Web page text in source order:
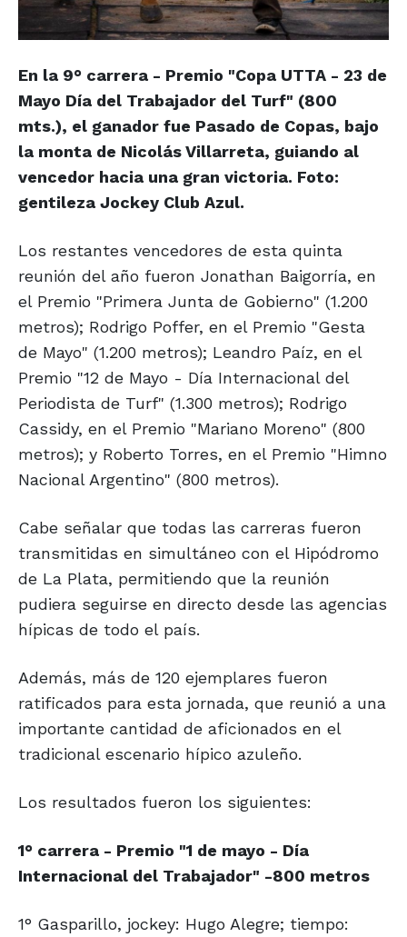
En la 9° carrera - Premio "Copa UTTA - 23 de
Mayo Día del Trabajador del Turf" (800
mts.), el ganador fue Pasado de Copas, bajo
la monta de Nicolás Villarreta, guiando al
vencedor hacia una gran victoria. Foto:
gentileza Jockey Club Azul.
Los restantes vencedores de esta quinta
reunión del año fueron Jonathan Baigorría, en
el Premio "Primera Junta de Gobierno" (1.200
metros); Rodrigo Poffer, en el Premio "Gesta
de Mayo" (1.200 metros); Leandro Paíz, en el
Premio "12 de Mayo - Día Internacional del
Periodista de Turf" (1.300 metros); Rodrigo
Cassidy, en el Premio "Mariano Moreno" (800
metros); y Roberto Torres, en el Premio "Himno
Nacional Argentino" (800 metros).
Cabe señalar que todas las carreras fueron
transmitidas en simultáneo con el Hipódromo
de La Plata, permitiendo que la reunión
pudiera seguirse en directo desde las agencias
hípicas de todo el país.
Además, más de 120 ejemplares fueron
ratificados para esta jornada, que reunió a una
importante cantidad de aficionados en el
tradicional escenario hípico azuleño.
Los resultados fueron los siguientes:
1° carrera - Premio "1 de mayo - Día
Internacional del Trabajador" -800 metros
1° Gasparillo, jockey: Hugo Alegre; tiempo: